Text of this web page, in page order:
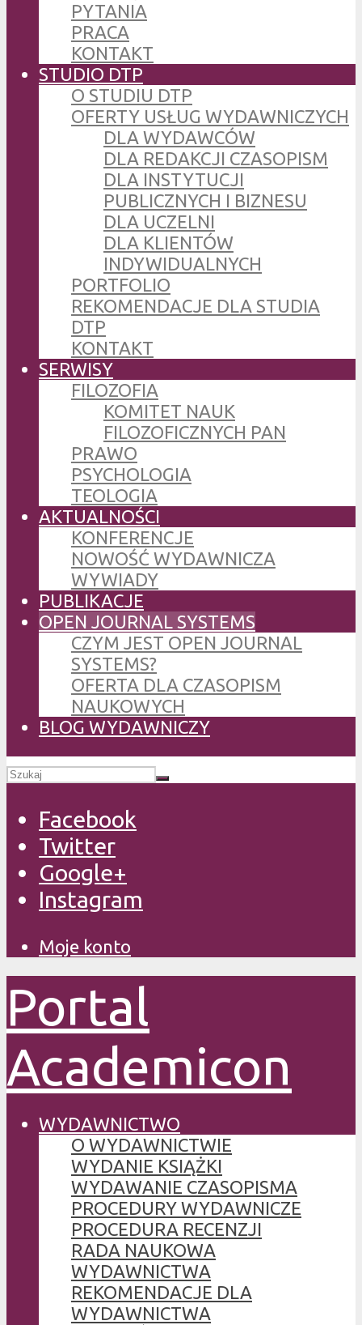
PYTANIA
PRACA
KONTAKT
STUDIO DTP
O STUDIU DTP
OFERTY USŁUG WYDAWNICZYCH
DLA WYDAWCÓW
DLA REDAKCJI CZASOPISM
DLA INSTYTUCJI
PUBLICZNYCH I BIZNESU
DLA UCZELNI
DLA KLIENTÓW
INDYWIDUALNYCH
PORTFOLIO
REKOMENDACJE DLA STUDIA
DTP
KONTAKT
SERWISY
FILOZOFIA
KOMITET NAUK
FILOZOFICZNYCH PAN
PRAWO
PSYCHOLOGIA
TEOLOGIA
AKTUALNOŚCI
KONFERENCJE
NOWOŚĆ WYDAWNICZA
WYWIADY
PUBLIKACJE
OPEN JOURNAL SYSTEMS
CZYM JEST OPEN JOURNAL
SYSTEMS?
OFERTA DLA CZASOPISM
NAUKOWYCH
BLOG WYDAWNICZY
Facebook
Twitter
Google+
Instagram
Moje konto
Portal
Academicon
WYDAWNICTWO
O WYDAWNICTWIE
WYDANIE KSIĄŻKI
WYDAWANIE CZASOPISMA
PROCEDURY WYDAWNICZE
PROCEDURA RECENZJI
RADA NAUKOWA
WYDAWNICTWA
REKOMENDACJE DLA
WYDAWNICTWA